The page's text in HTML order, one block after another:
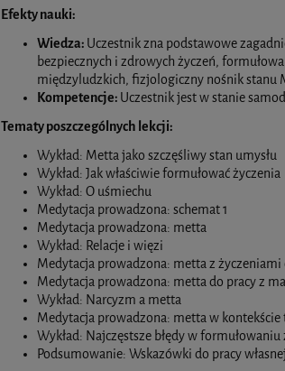
Efekty nauki:
Wiedza: Uczestnik zna podstawowe
bezpiecznych i zdrowych życzeń,
międzyludzkich, fizjologiczny nośnik stanu
Kompetencje: Uczestnik jest w stanie
Tematy poszczególnych lekcji:
Wykład: Metta jako szczęśliwy stan umysłu
Wykład: Jak właściwie formułować życzenia
Wykład: O uśmiechu
Medytacja prowadzona: schemat 1
Medytacja prowadzona: metta
Wykład: Relacje i więzi
Medytacja prowadzona: metta z życzeniami
Medytacja prowadzona: metta do pracy z
Wykład: Narcyzm a metta
Medytacja prowadzona: metta w kontekście
Wykład: Najczęstsze błędy w formułowaniu
Podsumowanie: Wskazówki do pracy własnej